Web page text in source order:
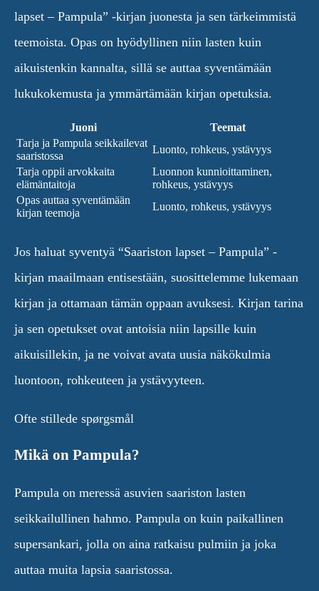
lapset – Pampula” -kirjan juonesta ja sen tärkeimmistä
teemoista. Opas on hyödyllinen niin lasten kuin
aikuistenkin kannalta, sillä se auttaa syventämään
lukukokemusta ja ymmärtämään kirjan opetuksia.
Juoni
Teemat
Tarja ja Pampula seikkailevat
saaristossa
Luonto, rohkeus, ystävyys
Tarja oppii arvokkaita
elämäntaitoja
Luonnon kunnioittaminen,
rohkeus, ystävyys
Opas auttaa syventämään
kirjan teemoja
Luonto, rohkeus, ystävyys
Jos haluat syventyä “Saariston lapset – Pampula” -
kirjan maailmaan entisestään, suosittelemme lukemaan
kirjan ja ottamaan tämän oppaan avuksesi. Kirjan tarina
ja sen opetukset ovat antoisia niin lapsille kuin
aikuisillekin, ja ne voivat avata uusia näkökulmia
luontoon, rohkeuteen ja ystävyyteen.
Ofte stillede spørgsmål
Mikä on Pampula?
Pampula on meressä asuvien saariston lasten
seikkailullinen hahmo. Pampula on kuin paikallinen
supersankari, jolla on aina ratkaisu pulmiin ja joka
auttaa muita lapsia saaristossa.